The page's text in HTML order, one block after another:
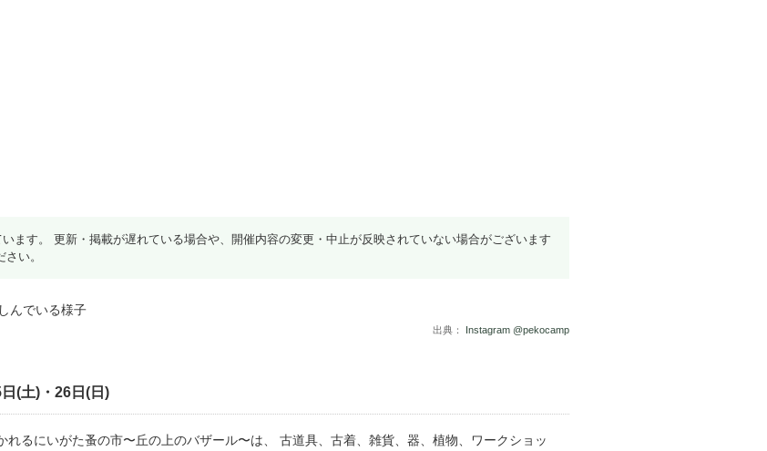
ます。 更新・掲載が遅れている場合や、開催内容の変更・中止が反映されていない場合がございます
い。
出典： Instagram @pekocamp
(土)・26日(日)
れるにいがた蚤の市〜丘の上のバザール〜は、 古道具、古着、雑貨、器、植物、ワークショッ